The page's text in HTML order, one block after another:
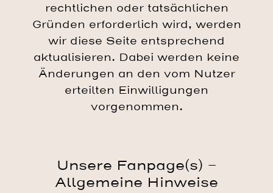
rechtlichen oder tatsächlichen
Gründen erforderlich wird, werden
wir diese Seite entsprechend
aktualisieren. Dabei werden keine
Änderungen an den vom Nutzer
erteilten Einwilligungen
vorgenommen.
Unsere Fanpage(s) -
Allgemeine Hinweise